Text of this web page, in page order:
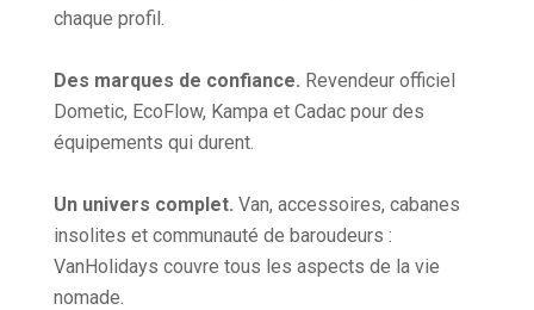
chaque profil.
Des marques de confiance. Revendeur officiel
Dometic, EcoFlow, Kampa et Cadac pour des
équipements qui durent.
Un univers complet. Van, accessoires, cabanes
insolites et communauté de baroudeurs :
VanHolidays couvre tous les aspects de la vie
nomade.